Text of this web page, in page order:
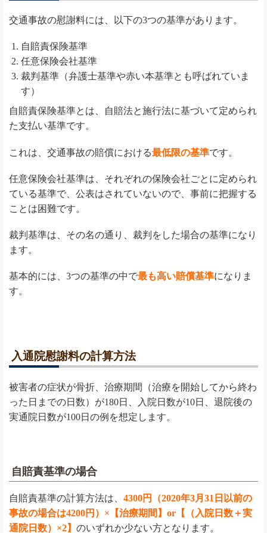
交通事故の慰謝料には、以下の3つの基準があります。
自賠責保険基準
任意保険会社基準
裁判基準（弁護士基準や赤い本基準とも呼ばれていま
す）
自賠責保険基準とは、自賠法と施行法に基づいて定められ
た支払い基準です。
これは、交通事故の賠償における最低限の基準です。
任意保険会社基準は、それぞれの保険会社ごとに定められ
ている基準で、公表はされていないので、事前に把握する
ことは困難です。
裁判基準は、その名の通り、裁判をした場合の基準になり
ます。
基本的には、3つの基準の中で最も高い賠償基準になりま
す。
入通院慰謝料の計算方法
被害者の症状が骨折、治療期間（治療を開始してから終わ
った日までの日数）が180日、入院日数が10日、退院後の
実通院日数が100日の例を想定します。
自賠責基準の場合
自賠責基準の計算方法は、 4300円（2020年3月31日以前の
事故の場合は4200円）×【治療期間】or【（入院日数＋実
通院日数）×2】 のいずれか少ない方となります。